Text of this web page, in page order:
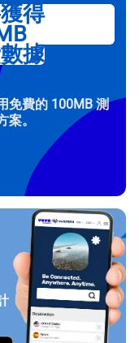
得
據
免費的 100MB 測
案。